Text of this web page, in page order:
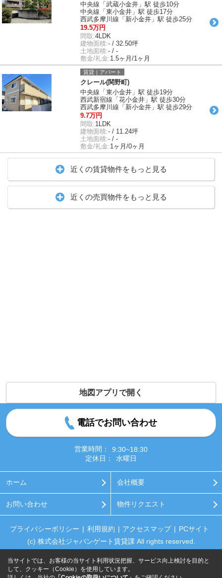
中央線「武蔵小金井」駅 徒歩10分
中央線「東小金井」駅 徒歩17分
西武多摩川線「新小金井」駅 徒歩25分
19.5万円
間取:4LDK
建物面積:- / 32.50坪
土地面積:- / -
敷金/礼金:1.5ヶ月/1ヶ月
賃貸｜アパート
クレール(関野町)
中央線「東小金井」駅 徒歩19分
西武新宿線「花小金井」駅 徒歩30分
西武多摩川線「新小金井」駅 徒歩29分
9.7万円
間取:1LDK
建物面積:- / 11.24坪
土地面積:- / -
敷金/礼金:1ヶ月/0ヶ月
近くの賃貸物件をもっと見る
近くの売買物件をもっと見る
地図アプリで開く
電話でお問い合わせ
営業時間：
9:30~18:30
定休日：
水曜日
ホーム 会社概要
お問い合わせ 物件リクエスト
プライバシーポリシー 利用規約 アクセスマップ
PCサイト
(c) 株式会社ジャパンゲート賃貸課 All rights reserved.
当サイトでは、お客様の当サイト利用状況把握、サービス向上検討を目的と
して、クッキー（Cookie）を使用しています。